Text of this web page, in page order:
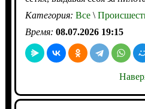
Категория: Все\
Время: 08.07.2026 19:15